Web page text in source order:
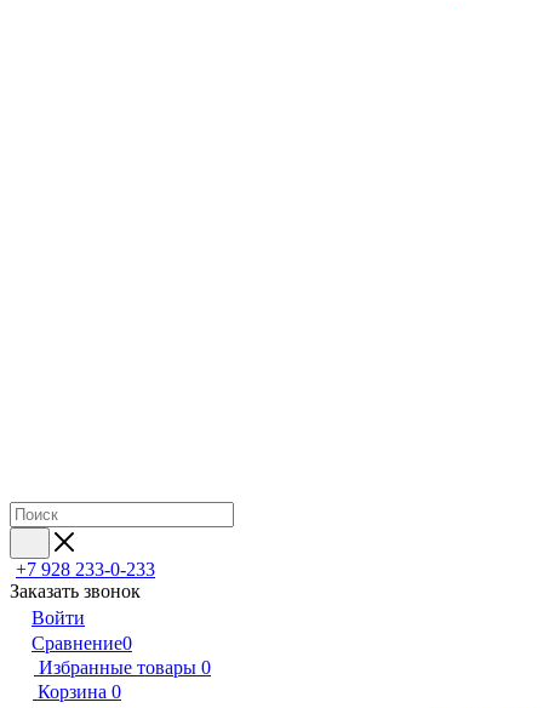
+7 928 233-0-233
Заказать звонок
Войти
Сравнение0
Избранные товары 0
Корзина 0